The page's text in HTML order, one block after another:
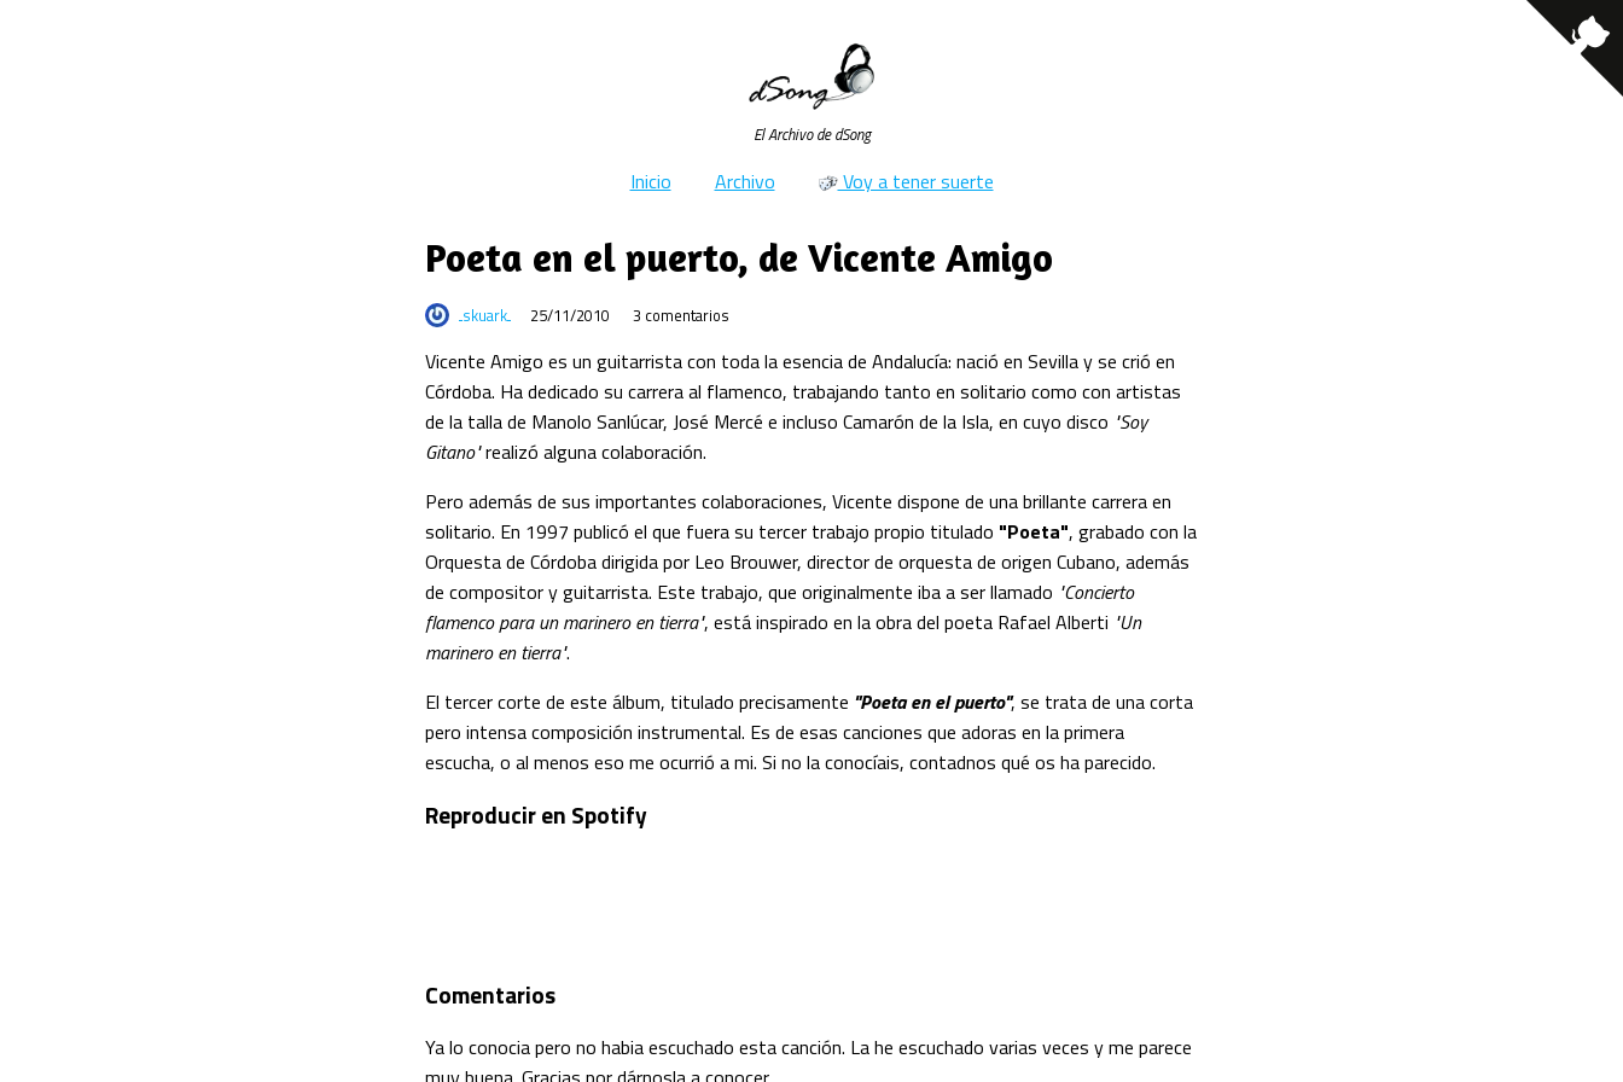
El Archivo de dSong
Inicio Archivo Voy a tener suerte
Poeta en el puerto, de Vicente Amigo
skuark 25/11/2010 3 comentarios
Vicente Amigo es un guitarrista con toda la esencia de Andalucía: nació en Sevilla y se crió en
Córdoba. Ha dedicado su carrera al flamenco, trabajando tanto en solitario como con artistas
de la talla de Manolo Sanlúcar, José Mercé e incluso Camarón de la Isla, en cuyo disco "Soy
Gitano"realizó alguna colaboración.
Pero además de sus importantes colaboraciones, Vicente dispone de una brillante carrera en
solitario. En 1997 publicó el que fuera su tercer trabajo propio titulado "Poeta", grabado con la
Orquesta de Córdoba dirigida por Leo Brouwer, director de orquesta de origen Cubano, además
de compositor y guitarrista. Este trabajo, que originalmente iba a ser llamado "Concierto
flamenco para un marinero en tierra", está inspirado en la obra del poeta Rafael Alberti "Un
marinero en tierra".
El tercer corte de este álbum, titulado precisamente "Poeta en el puerto", se trata de una corta
pero intensa composición instrumental. Es de esas canciones que adoras en la primera
escucha, o al menos eso me ocurrió a mi. Si no la conocíais, contadnos qué os ha parecido.
Reproducir en Spotify
Comentarios
Ya lo conocia pero no habia escuchado esta canción. La he escuchado varias veces y me parece